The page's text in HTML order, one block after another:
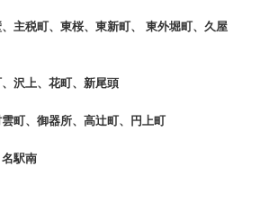
主税町、東桜、東新町、 東外堀町、久屋
沢上、花町、新尾頭
町、御器所、高辻町、円上町
駅南